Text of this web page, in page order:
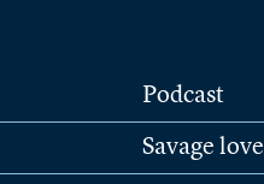
Podcast
Savage love